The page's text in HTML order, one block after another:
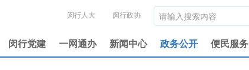
闵行人大 闵行政协
闵行党建 一网通办 新闻中心 政务公开 便民服务